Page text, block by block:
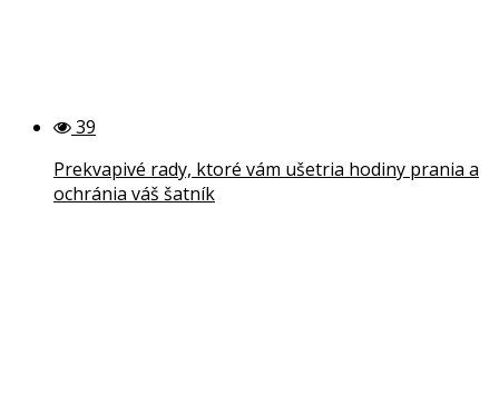
39
Prekvapivé rady, ktoré vám ušetria hodiny prania a
ochránia váš šatník